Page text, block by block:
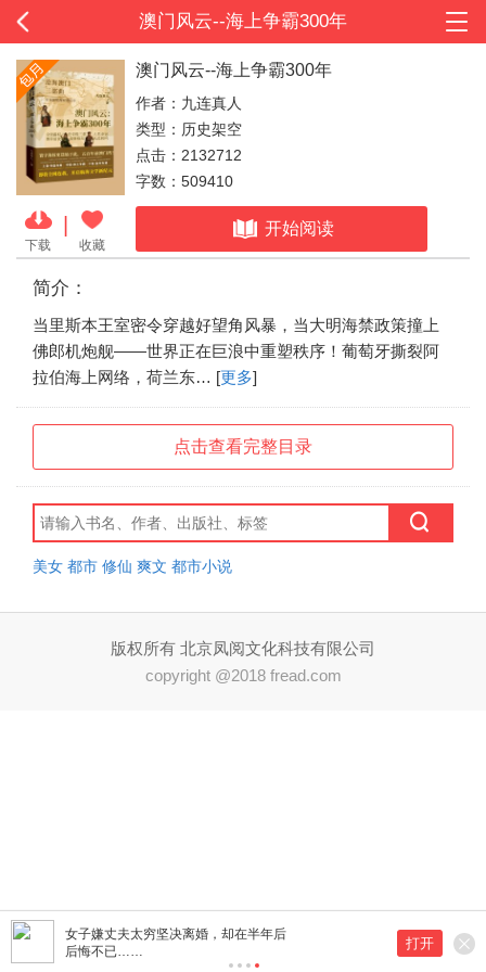
女子嫌丈夫太穷坚决离婚，却在半年后
后悔不已……
打开
澳门风云--海上争霸300年
下载 收藏
澳门风云--海上争霸300年
作者：九连真人
类型：历史架空
点击：2132712
字数：509410
开始阅读
简介：
当里斯本王室密令穿越好望角风暴，当大明海禁政策撞上
佛郎机炮舰——世界正在巨浪中重塑秩序！葡萄牙撕裂阿
拉伯海上网络，荷兰东… [更多]
点击查看完整目录
美女 都市 修仙 爽文 都市小说
版权所有 北京凤阅文化科技有限公司
copyright @2018 fread.com